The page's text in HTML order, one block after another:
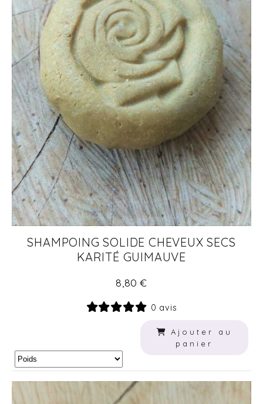
SHAMPOING SOLIDE CHEVEUX SECS
KARITÉ GUIMAUVE
8,80 €
0 avis
Ajouter au
panier